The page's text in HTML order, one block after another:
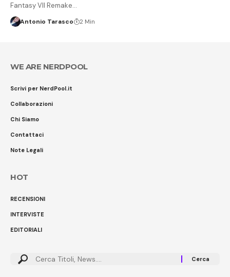
Fantasy VII Remake…
Antonio Tarasco 2 Min
WE ARE NERDPOOL
Scrivi per NerdPool.it
Collaborazioni
Chi Siamo
Contattaci
Note Legali
HOT
RECENSIONI
INTERVISTE
EDITORIALI
Cerca: